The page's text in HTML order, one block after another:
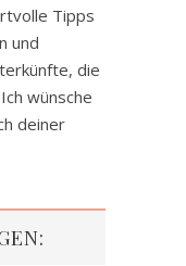
Tipps
und
die
wünsche
deiner